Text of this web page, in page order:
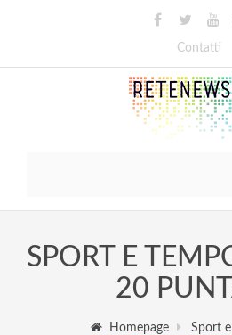
Contatti
SPORT E
20
Homepage
Sport